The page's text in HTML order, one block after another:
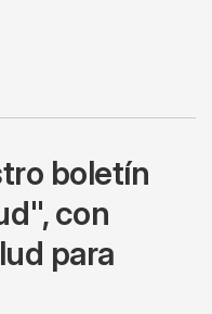
boletín
con
para